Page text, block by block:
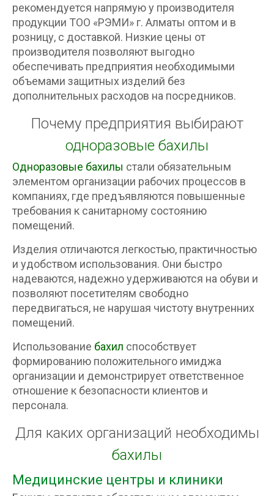
рекомендуется напрямую у производителя
продукции ТОО «РЭМИ» г. Алматы оптом и в
розницу, с доставкой. Низкие цены от
производителя позволяют выгодно
обеспечивать предприятия необходимыми
объемами защитных изделий без
дополнительных расходов на посредников.
Почему предприятия выбирают
одноразовые бахилы
Одноразовые бахилы стали обязательным
элементом организации рабочих процессов в
компаниях, где предъявляются повышенные
требования к санитарному состоянию
помещений.
Изделия отличаются легкостью, практичностью
и удобством использования. Они быстро
надеваются, надежно удерживаются на обуви и
позволяют посетителям свободно
передвигаться, не нарушая чистоту внутренних
помещений.
Использование бахил способствует
формированию положительного имиджа
организации и демонстрирует ответственное
отношение к безопасности клиентов и
персонала.
Для каких организаций необходимы
бахилы
Медицинские центры и клиники